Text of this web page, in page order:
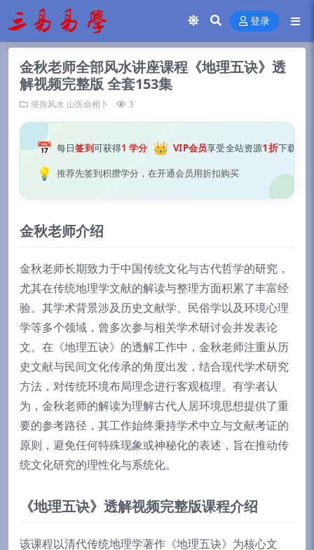
登录
金秋老师全部风水讲座课程《地理五诀》透
解视频完整版 全套153集
堪舆风水 山医命相卜 3
📅 每日签到可获得1 学分 👑 VIP会员享受全站资源1折下载
💡 推荐先签到积攒学分，在开通会员用折扣购买
金秋老师介绍
金秋老师长期致力于中国传统文化与古代哲学的研究，
尤其在传统地理学文献的解读与整理方面积累了丰富经
验。其学术背景涉及历史文献学、民俗学以及环境心理
学等多个领域，曾多次参与相关学术研讨会并发表论
文。在《地理五诀》的透解工作中，金秋老师注重从历
史文献与民间文化传承的角度出发，结合现代学术研究
方法，对传统环境布局理念进行客观梳理。有学者认
为，金秋老师的解读为理解古代人居环境思想提供了重
要的参考路径，其工作始终秉持学术中立与文献考证的
原则，避免任何特殊现象或神秘化的表述，旨在推动传
统文化研究的理性化与系统化。
《地理五诀》透解视频完整版课程介绍
该课程以清代传统地理学著作《地理五诀》为核心文